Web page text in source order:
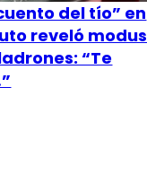
del tío” en
reveló modus
“Te